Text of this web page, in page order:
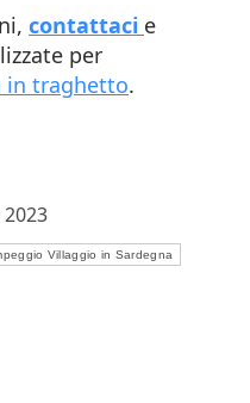
contattaci e
per
in traghetto.
Villaggio in Sardegna